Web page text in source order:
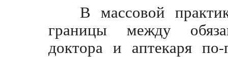
В массовой
границы между
доктора и аптекаря